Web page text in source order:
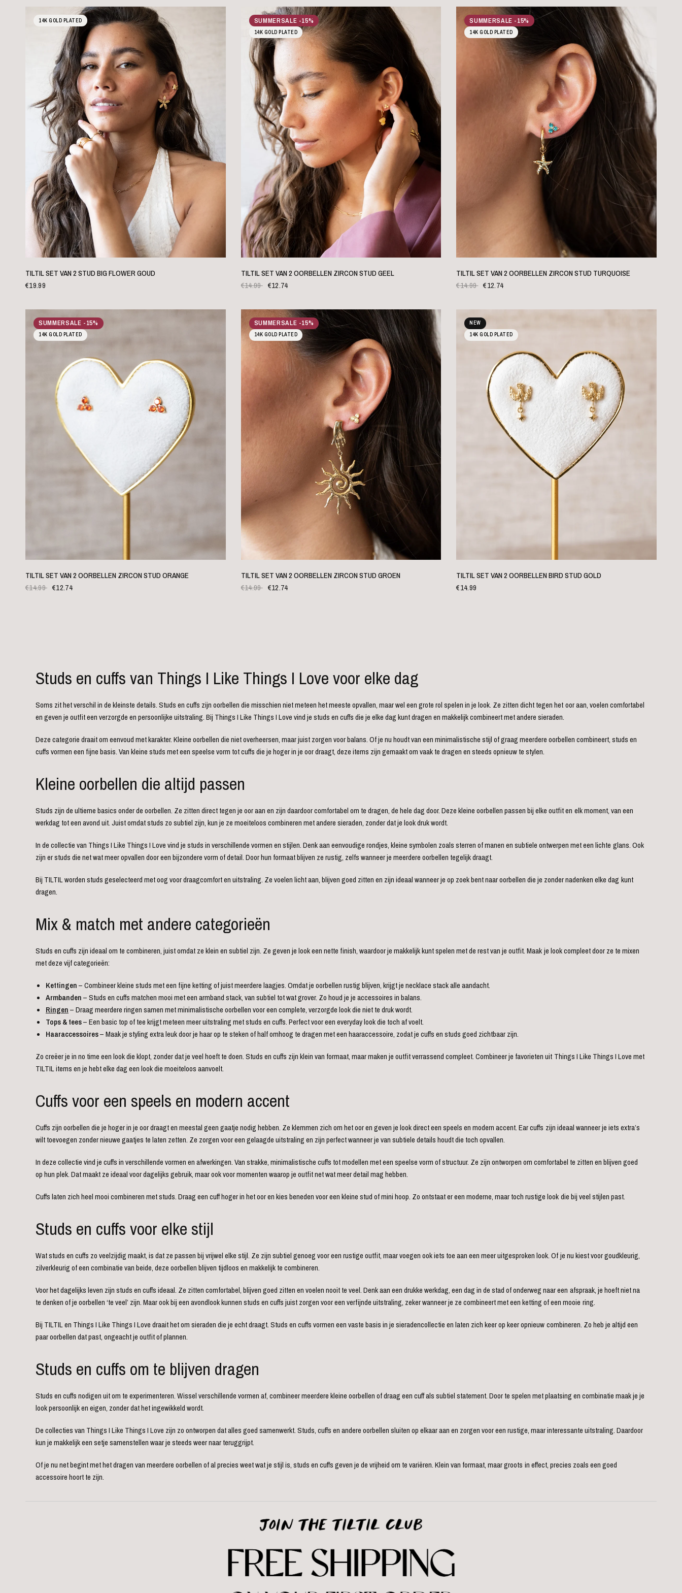
14K GOLD PLATED
TILTIL SET VAN 2 STUD BIG FLOWER GOUD
€19.99
SUMMERSALE -15%
14K GOLD PLATED
TILTIL SET VAN 2 OORBELLEN ZIRCON STUD GEEL
€14.99 €12.74
SUMMERSALE -15%
14K GOLD PLATED
TILTIL SET VAN 2 OORBELLEN ZIRCON STUD TURQUOISE
€14.99 €12.74
SUMMERSALE -15%
14K GOLD PLATED
TILTIL SET VAN 2 OORBELLEN ZIRCON STUD ORANGE
€14.99 €12.74
SUMMERSALE -15%
14K GOLD PLATED
TILTIL SET VAN 2 OORBELLEN ZIRCON STUD GROEN
€14.99 €12.74
NEW
14K GOLD PLATED
TILTIL SET VAN 2 OORBELLEN BIRD STUD GOLD
€14.99
Studs en cuffs van Things I Like Things I Love voor elke dag
Soms zit het verschil in de kleinste details. Studs en cuffs zijn oorbellen die misschien niet meteen het meeste opvallen, maar wel een grote rol spelen in je look. Ze zitten dicht tegen het oor aan, voelen comfortabel
en geven je outfit een verzorgde en persoonlijke uitstraling. Bij Things I Like Things I Love vind je studs en cuffs die je elke dag kunt dragen en makkelijk combineert met andere sieraden.
Deze categorie draait om eenvoud met karakter. Kleine oorbellen die niet overheersen, maar juist zorgen voor balans. Of je nu houdt van een minimalistische stijl of graag meerdere oorbellen combineert, studs en
cuffs vormen een fijne basis. Van kleine studs met een speelse vorm tot cuffs die je hoger in je oor draagt, deze items zijn gemaakt om vaak te dragen en steeds opnieuw te stylen.
Kleine oorbellen die altijd passen
Studs zijn de ultieme basics onder de oorbellen. Ze zitten direct tegen je oor aan en zijn daardoor comfortabel om te dragen, de hele dag door. Deze kleine oorbellen passen bij elke outfit en elk moment, van een
werkdag tot een avond uit. Juist omdat studs zo subtiel zijn, kun je ze moeiteloos combineren met andere sieraden, zonder dat je look druk wordt.
In de collectie van Things I Like Things I Love vind je studs in verschillende vormen en stijlen. Denk aan eenvoudige rondjes, kleine symbolen zoals sterren of manen en subtiele ontwerpen met een lichte glans. Ook
zijn er studs die net wat meer opvallen door een bijzondere vorm of detail. Door hun formaat blijven ze rustig, zelfs wanneer je meerdere oorbellen tegelijk draagt.
Bij TILTIL worden studs geselecteerd met oog voor draagcomfort en uitstraling. Ze voelen licht aan, blijven goed zitten en zijn ideaal wanneer je op zoek bent naar oorbellen die je zonder nadenken elke dag kunt
dragen.
Mix & match met andere categorieën
Studs en cuffs zijn ideaal om te combineren, juist omdat ze klein en subtiel zijn. Ze geven je look een nette finish, waardoor je makkelijk kunt spelen met de rest van je outfit. Maak je look compleet door ze te mixen
met deze vijf categorieën:
Kettingen– Combineer kleine studs met een fijne ketting of juist meerdere laagjes. Omdat je oorbellen rustig blijven, krijgt je necklace stack alle aandacht.
Armbanden– Studs en cuffs matchen mooi met een armband stack, van subtiel tot wat grover. Zo houd je je accessoires in balans.
Ringen– Draag meerdere ringen samen met minimalistische oorbellen voor een complete, verzorgde look die niet te druk wordt.
Tops & tees– Een basic top of tee krijgt meteen meer uitstraling met studs en cuffs. Perfect voor een everyday look die toch af voelt.
Haaraccessoires– Maak je styling extra leuk door je haar op te steken of half omhoog te dragen met een haaraccessoire, zodat je cuffs en studs goed zichtbaar zijn.
Zo creëer je in no time een look die klopt, zonder dat je veel hoeft te doen. Studs en cuffs zijn klein van formaat, maar maken je outfit verrassend compleet. Combineer je favorieten uit Things I Like Things I Love met
TILTIL items en je hebt elke dag een look die moeiteloos aanvoelt.
Cuffs voor een speels en modern accent
Cuffs zijn oorbellen die je hoger in je oor draagt en meestal geen gaatje nodig hebben. Ze klemmen zich om het oor en geven je look direct een speels en modern accent. Ear cuffs zijn ideaal wanneer je iets extra’s
wilt toevoegen zonder nieuwe gaatjes te laten zetten. Ze zorgen voor een gelaagde uitstraling en zijn perfect wanneer je van subtiele details houdt die toch opvallen.
In deze collectie vind je cuffs in verschillende vormen en afwerkingen. Van strakke, minimalistische cuffs tot modellen met een speelse vorm of structuur. Ze zijn ontworpen om comfortabel te zitten en blijven goed
op hun plek. Dat maakt ze ideaal voor dagelijks gebruik, maar ook voor momenten waarop je outfit net wat meer detail mag hebben.
Cuffs laten zich heel mooi combineren met studs. Draag een cuff hoger in het oor en kies beneden voor een kleine stud of mini hoop. Zo ontstaat er een moderne, maar toch rustige look die bij veel stijlen past.
Studs en cuffs voor elke stijl
Wat studs en cuffs zo veelzijdig maakt, is dat ze passen bij vrijwel elke stijl. Ze zijn subtiel genoeg voor een rustige outfit, maar voegen ook iets toe aan een meer uitgesproken look. Of je nu kiest voor goudkleurig,
zilverkleurig of een combinatie van beide, deze oorbellen blijven tijdloos en makkelijk te combineren.
Voor het dagelijks leven zijn studs en cuffs ideaal. Ze zitten comfortabel, blijven goed zitten en voelen nooit te veel. Denk aan een drukke werkdag, een dag in de stad of onderweg naar een afspraak, je hoeft niet na
te denken of je oorbellen ‘te veel’ zijn. Maar ook bij een avondlook kunnen studs en cuffs juist zorgen voor een verfijnde uitstraling, zeker wanneer je ze combineert met een ketting of een mooie ring.
Bij TILTIL en Things I Like Things I Love draait het om sieraden die je echt draagt. Studs en cuffs vormen een vaste basis in je sieradencollectie en laten zich keer op keer opnieuw combineren. Zo heb je altijd een
paar oorbellen dat past, ongeacht je outfit of plannen.
Studs en cuffs om te blijven dragen
Studs en cuffs nodigen uit om te experimenteren. Wissel verschillende vormen af, combineer meerdere kleine oorbellen of draag een cuff als subtiel statement. Door te spelen met plaatsing en combinatie maak je je
look persoonlijk en eigen, zonder dat het ingewikkeld wordt.
De collecties van Things I Like Things I Love zijn zo ontworpen dat alles goed samenwerkt. Studs, cuffs en andere oorbellen sluiten op elkaar aan en zorgen voor een rustige, maar interessante uitstraling. Daardoor
kun je makkelijk een setje samenstellen waar je steeds weer naar teruggrijpt.
Of je nu net begint met het dragen van meerdere oorbellen of al precies weet wat je stijl is, studs en cuffs geven je de vrijheid om te variëren. Klein van formaat, maar groots in effect, precies zoals een goed
accessoire hoort te zijn.